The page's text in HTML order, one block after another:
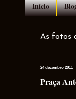
Início
As fotos
24 dezembro 2011
Praça